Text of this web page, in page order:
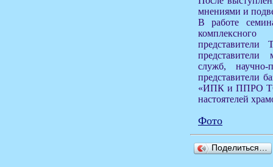
мнениями и
В работе
представители
служб, научно-
представители
«ИПК и ППРО
настоятелей
Фото
Поделиться…